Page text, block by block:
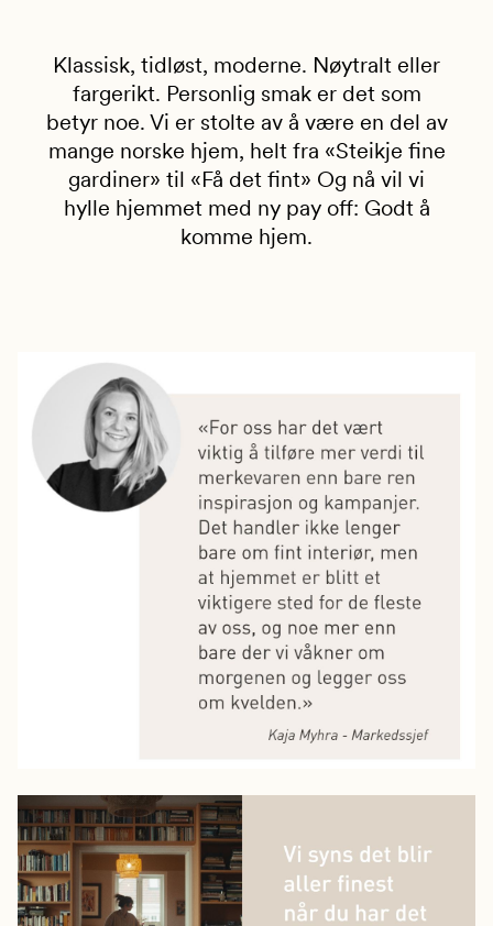
Klassisk, tidløst, moderne. Nøytralt eller
fargerikt. Personlig smak er det som
betyr noe. Vi er stolte av å være en del av
mange norske hjem, helt fra «Steikje fine
gardiner» til «Få det fint» Og nå vil vi
hylle hjemmet med ny pay off: Godt å
komme hjem.